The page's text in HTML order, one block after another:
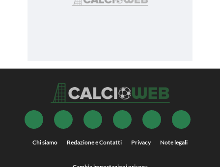
Chi siamo Redazione e Contatti Privacy Note legali